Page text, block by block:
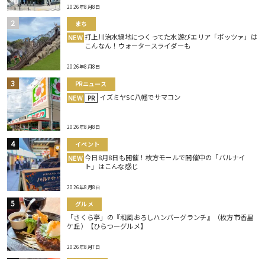
2026年8月8日
まち
NEW 打上川治水緑地につくってた水遊びエリア「ポッツァ」は
こんなん！ウォータースライダーも
2026年8月8日
PRニュース
NEW PR イズミヤSC八幡でサマコン
2026年8月8日
イベント
NEW 今日8月8日も開催！枚方モールで開催中の「バルナイ
ト」はこんな感じ
2026年8月8日
グルメ
「さくら亭」の『和風おろしハンバーグランチ』（枚方市香里
ケ丘）【ひらつーグルメ】
2026年8月7日